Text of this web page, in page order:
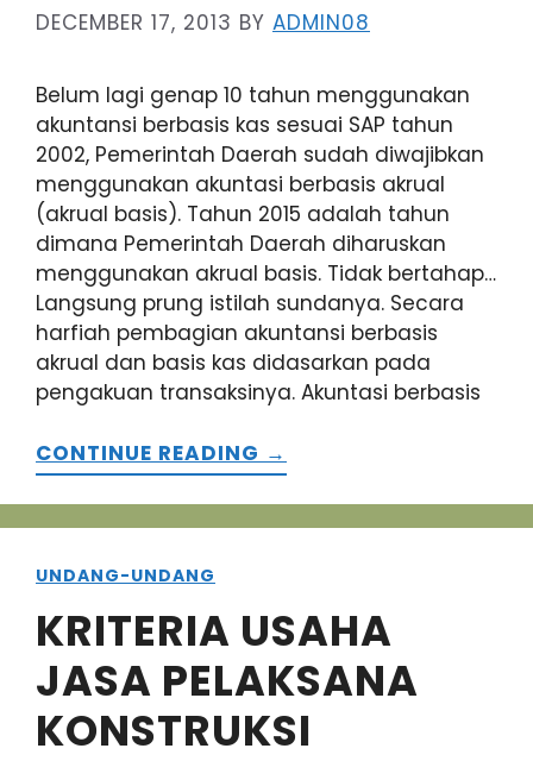
DECEMBER 17, 2013 BY ADMIN08
Belum lagi genap 10 tahun menggunakan
akuntansi berbasis kas sesuai SAP tahun
2002, Pemerintah Daerah sudah diwajibkan
menggunakan akuntasi berbasis akrual
(akrual basis). Tahun 2015 adalah tahun
dimana Pemerintah Daerah diharuskan
menggunakan akrual basis. Tidak bertahap…
Langsung prung istilah sundanya. Secara
harfiah pembagian akuntansi berbasis
akrual dan basis kas didasarkan pada
pengakuan transaksinya. Akuntasi berbasis
CONTINUE READING →
UNDANG-UNDANG
KRITERIA USAHA
JASA PELAKSANA
KONSTRUKSI